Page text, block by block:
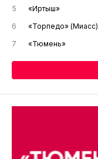
5
«Иртыш»
6
«Торпедо» (Миасс)
7
«Тюмень»